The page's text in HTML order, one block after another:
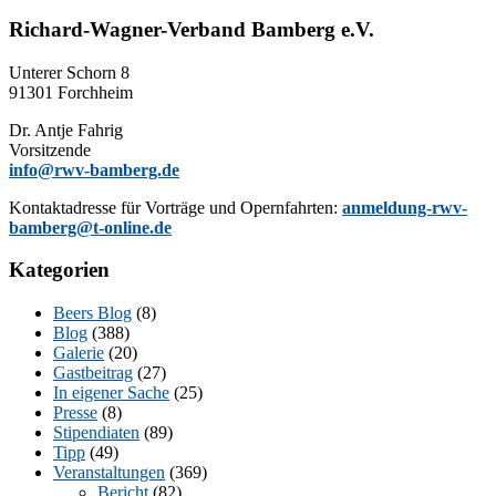
Richard-Wagner-Verband Bamberg e.V.
Un­te­rer Schorn 8
91301 Forchheim
Dr. Ant­je Fahrig
Vorsitzende
info@rwv-bamberg.de
Kon­takt­adres­se für Vor­trä­ge und Opern­fahr­ten: anmeldung-rwv-
bamberg@t-online.de
Kategorien
Beers Blog (8)
Blog (388)
Galerie (20)
Gastbeitrag (27)
In eigener Sache (25)
Presse (8)
Stipendiaten (89)
Tipp (49)
Veranstaltungen (369)